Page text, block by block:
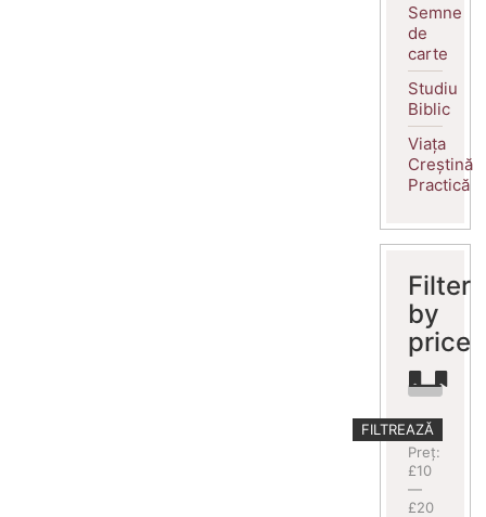
Semne
de
carte
Studiu
Biblic
Viața
Creștină
Practică
Filter
by
price
Preț
minim
Preț
maxim
FILTREAZĂ
Preț:
£10
—
£20